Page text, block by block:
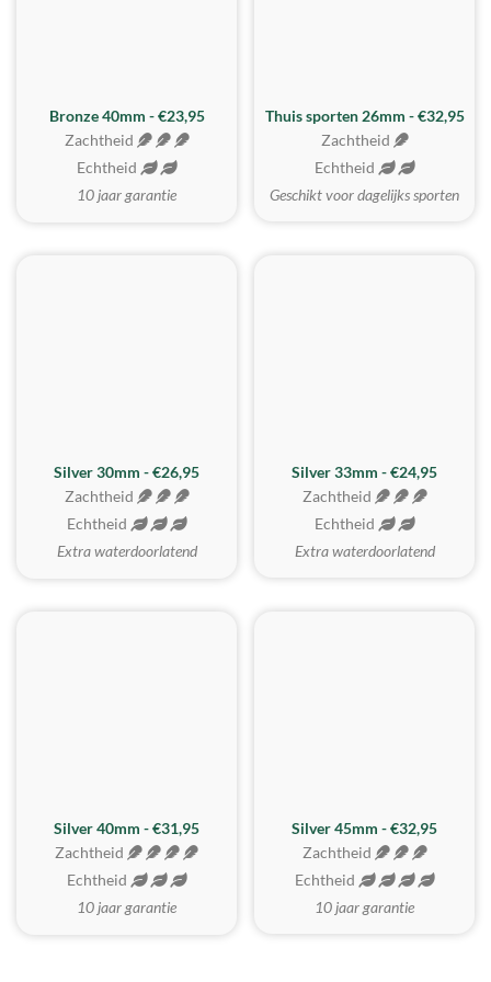
Bronze 40mm - €23,95
Zachtheid
Echtheid
10 jaar garantie
Thuis sporten 26mm - €32,95
Zachtheid
Echtheid
Geschikt voor dagelijks sporten
Silver 30mm - €26,95
Zachtheid
Echtheid
Extra waterdoorlatend
Silver 33mm - €24,95
Zachtheid
Echtheid
Extra waterdoorlatend
Silver 40mm - €31,95
Zachtheid
Echtheid
10 jaar garantie
MEEST GEKOZEN
Silver 45mm - €32,95
Zachtheid
Echtheid
10 jaar garantie